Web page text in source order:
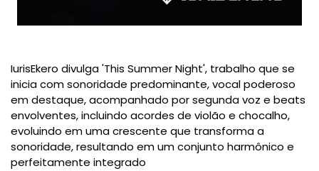
IurisEkero divulga 'This Summer Night', trabalho que se
inicia com sonoridade predominante, vocal poderoso
em destaque, acompanhado por segunda voz e beats
envolventes, incluindo acordes de violão e chocalho,
evoluindo em uma crescente que transforma a
sonoridade, resultando em um conjunto harmônico e
perfeitamente integrado